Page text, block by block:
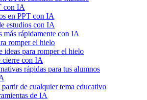
con IA
en PPT con IA
estudios con IA
más rápidamente con IA
romper el hielo
ideas para romper el hielo
cierre con IA
rápidas para tus alumnos
partir de cualquier tema educativo
de IA